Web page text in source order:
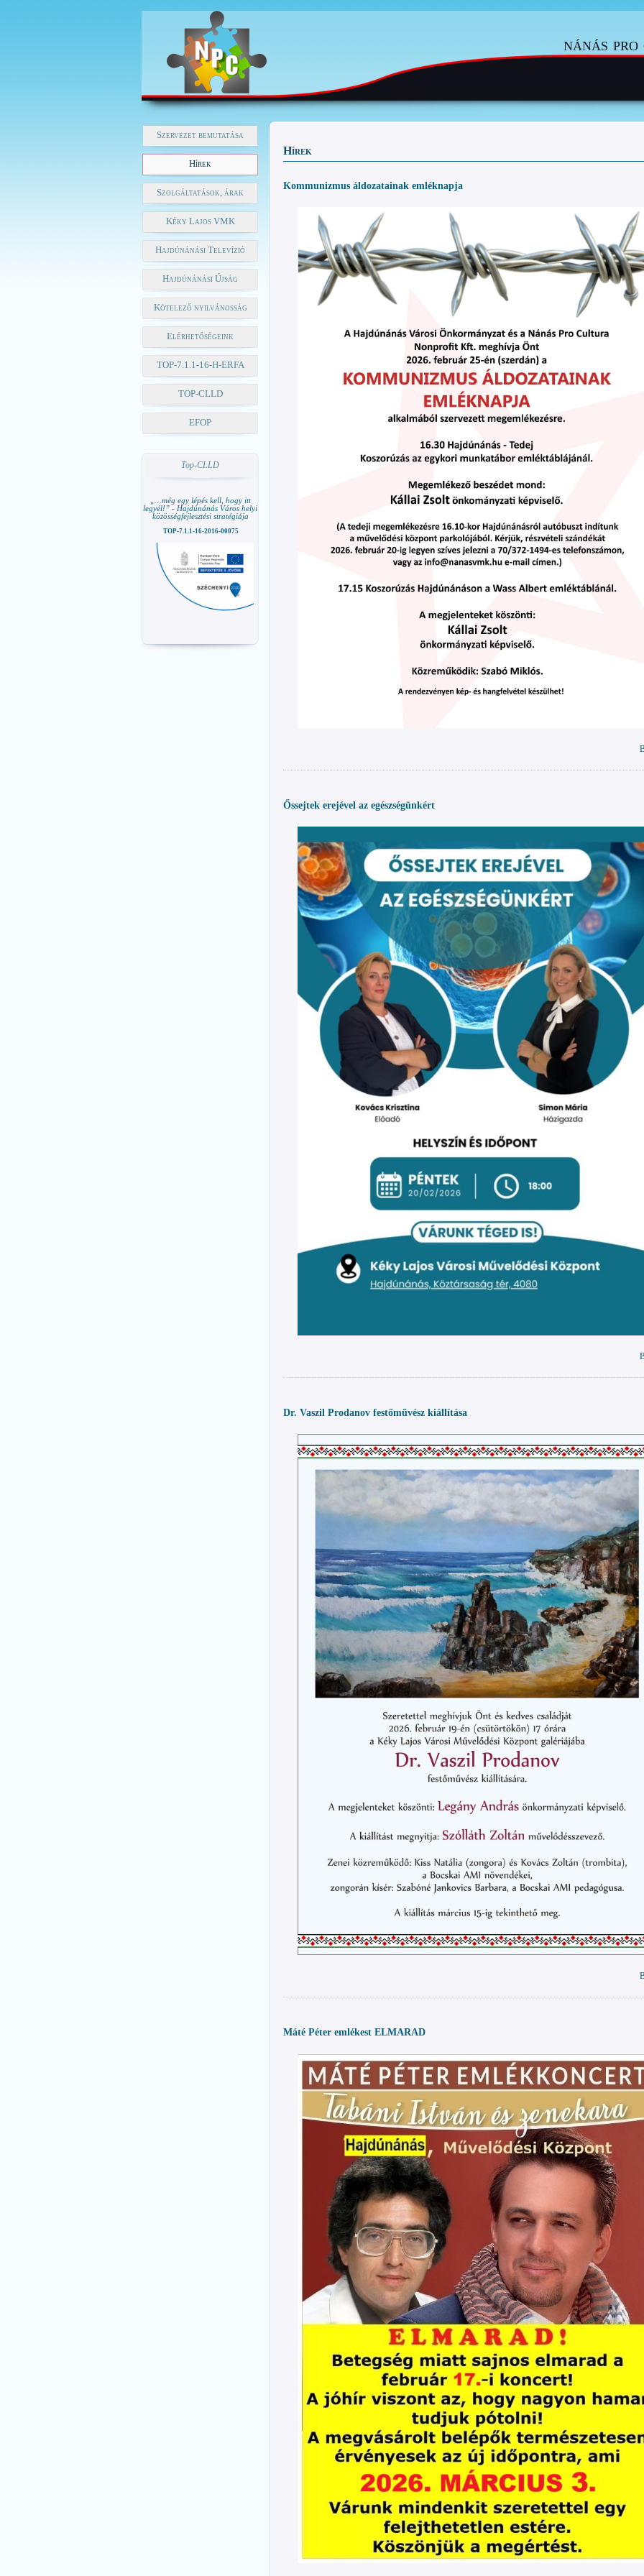
nánás
Szervezet bemutatása
Hírek
Szolgáltatások, árak
Kéky Lajos VMK
Hajdúnánási Televízió
Hajdúnánási Újság
Kötelező nyilvánosság
Elérhetőségeink
TOP-7.1.1-16-H-ERFA
TOP-CLLD
EFOP
Top-CLLD
„…még egy lépés kell, hogy itt
legyél!” - Hajdúnánás Város helyi
közösségfejlesztési stratégiája
TOP-7.1.1-16-2016-00075
Hírek
Kommunizmus áldozatainak emléknapja
Őssejtek erejével az egészségünkért
Dr. Vaszil Prodanov festőművész kiállítása
Máté Péter emlékest ELMARAD